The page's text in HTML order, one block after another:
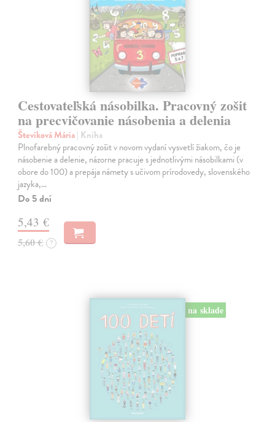
Cestovateľská násobilka. Pracovný zošit
na precvičovanie násobenia a delenia
Števíková Mária| Kniha
Plnofarebný pracovný zošit v novom vydaní vysvetlí žiakom, čo je
násobenie a delenie, názorne pracuje s jednotlivými násobilkami (v
obore do 100) a prepája námety s učivom prírodovedy, slovenského
jazyka,…
Do 5 dní
5,43 €
5,60 € ?
na sklade